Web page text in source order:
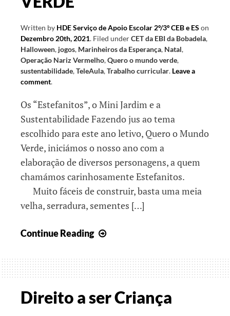
Written by HDE Serviço de Apoio Escolar 2º/3º CEB e ES on
Dezembro 20th, 2021. Filed underCET da EBI da Bobadela,
Halloween, jogos, Marinheiros da Esperança, Natal,
Operação Nariz Vermelho,Quero o mundo verde,
sustentabilidade,TeleAula,Trabalho curricular. Leave a
comment.
Os “Estefanitos”, o Mini Jardim e a
Sustentabilidade Fazendo jus ao tema
escolhido para este ano letivo, Quero o Mundo
Verde, iniciámos o nosso ano com a
elaboração de diversos personagens, a quem
chamámos carinhosamente Estefanitos.
Muito fáceis de construir, basta uma meia
velha, serradura, sementes […]
Continue Reading
MUNDO
VERDE
Direito a ser Criança